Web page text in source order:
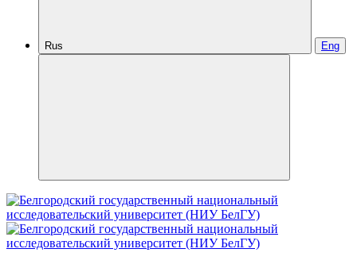
Rus Eng